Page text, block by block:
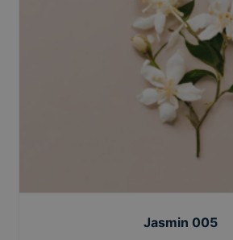
Jasmin 005